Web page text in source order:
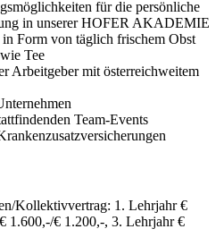
für die persönliche
in unserer HOFER AKADEMIE
Form von täglich frischem Obst
Tee
Arbeitgeber mit österreichweitem
Team-Events
Kollektivvertrag: 1. Lehrjahr €
1.600,-/€ 1.200,-, 3. Lehrjahr €